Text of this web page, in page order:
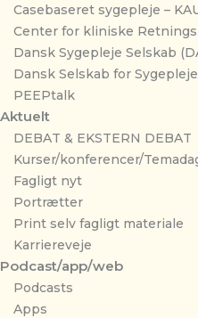
Casebaseret sygepleje –
Center for kliniske
Dansk Sygepleje Selskab
Dansk Selskab for
PEEPtalk
Aktuelt
DEBAT & EKSTERN DEBAT
Kurser/konferencer/
Fagligt nyt
Portrætter
Print selv fagligt materiale
Karriereveje
Podcast/app/web
Podcasts
Apps